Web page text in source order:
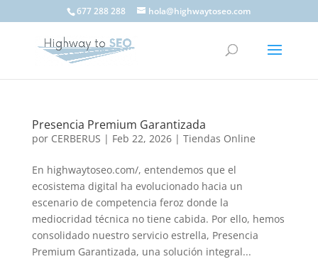
677 288 288 hola@highwaytoseo.com
Presencia Premium Garantizada
por CERBERUS | Feb 22, 2026| Tiendas Online
En highwaytoseo.com/, entendemos que el
ecosistema digital ha evolucionado hacia un
escenario de competencia feroz donde la
mediocridad técnica no tiene cabida. Por ello, hemos
consolidado nuestro servicio estrella, Presencia
Premium Garantizada, una solución integral...